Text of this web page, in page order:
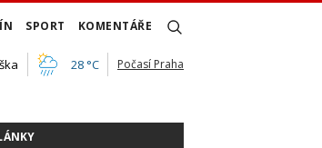
SPORT KOMENTÁŘE
28 °C Počasí Praha